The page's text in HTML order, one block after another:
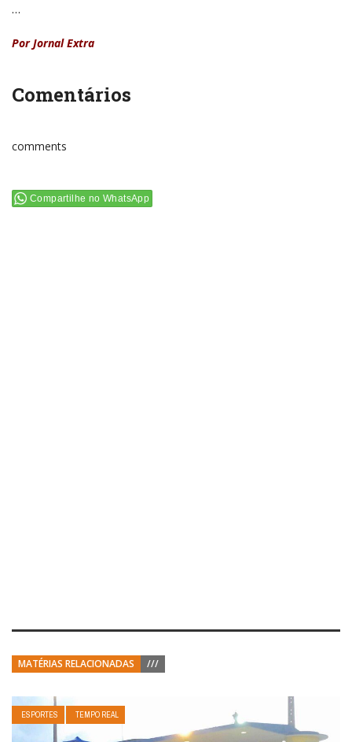
…
Por Jornal Extra
Comentários
comments
Compartilhe no WhatsApp
MATÉRIAS RELACIONADAS ///
ESPORTES TEMPO REAL